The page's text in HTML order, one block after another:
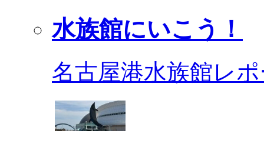
水族館にいこう！
名古屋港水族館レ